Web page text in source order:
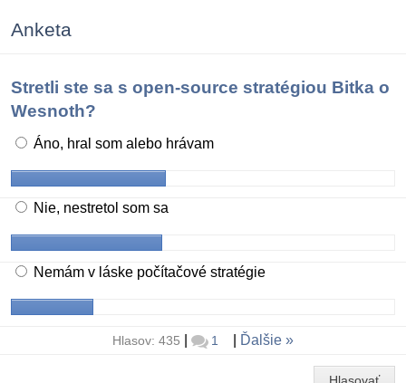
Anketa
Stretli ste sa s open-source stratégiou Bitka o
Wesnoth?
Áno, hral som alebo hrávam
Nie, nestretol som sa
Nemám v láske počítačové stratégie
Hlasov: 435 1 Ďalšie